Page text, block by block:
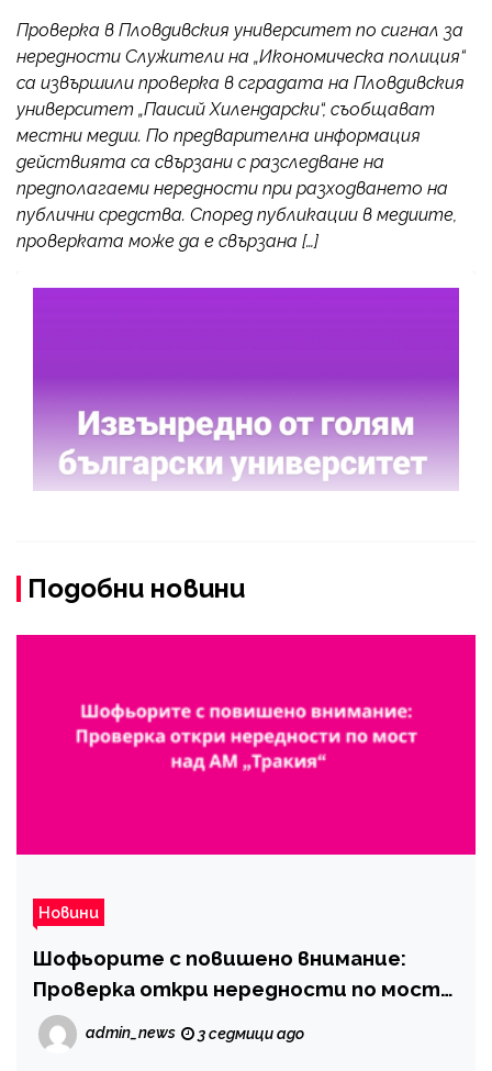
Проверка в Пловдивския университет по сигнал за
нередности Служители на „Икономическа полиция“
са извършили проверка в сградата на Пловдивския
университет „Паисий Хилендарски“, съобщават
местни медии. По предварителна информация
действията са свързани с разследване на
предполагаеми нередности при разходването на
публични средства. Според публикации в медиите,
проверката може да е свързана […]
Подобни новини
Новини
Шофьорите с повишено внимание:
Проверка откри нередности по мост
над АМ „Тракия“
admin_news 3 седмици ago